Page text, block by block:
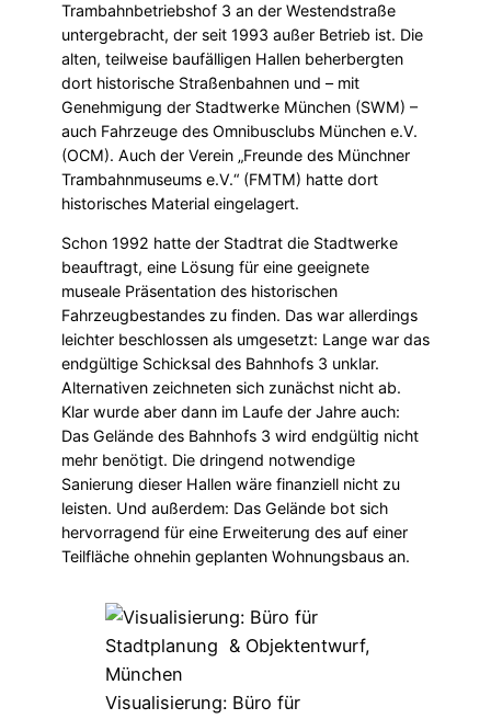
Trambahnbetriebshof 3 an der Westendstraße
untergebracht, der seit 1993 außer Betrieb ist. Die
alten, teilweise baufälligen Hallen beherbergten
dort historische Straßenbahnen und – mit
Genehmigung der Stadtwerke München (SWM) –
auch Fahrzeuge des Omnibusclubs München e.V.
(OCM). Auch der Verein „Freunde des Münchner
Trambahnmuseums e.V.“ (FMTM) hatte dort
historisches Material eingelagert.
Schon 1992 hatte der Stadtrat die Stadtwerke
beauftragt, eine Lösung für eine geeignete
museale Präsentation des historischen
Fahrzeugbestandes zu finden. Das war allerdings
leichter beschlossen als umgesetzt: Lange war das
endgültige Schicksal des Bahnhofs 3 unklar.
Alternativen zeichneten sich zunächst nicht ab.
Klar wurde aber dann im Laufe der Jahre auch:
Das Gelände des Bahnhofs 3 wird endgültig nicht
mehr benötigt. Die dringend notwendige
Sanierung dieser Hallen wäre finanziell nicht zu
leisten. Und außerdem: Das Gelände bot sich
hervorragend für eine Erweiterung des auf einer
Teilfläche ohnehin geplanten Wohnungsbaus an.
Visualisierung: Büro für